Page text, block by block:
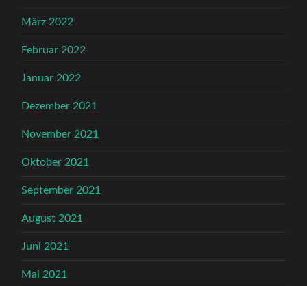
März 2022
Februar 2022
Januar 2022
Dezember 2021
November 2021
Oktober 2021
September 2021
August 2021
Juni 2021
Mai 2021